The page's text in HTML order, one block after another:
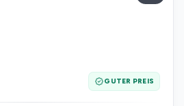
GUTER PREIS